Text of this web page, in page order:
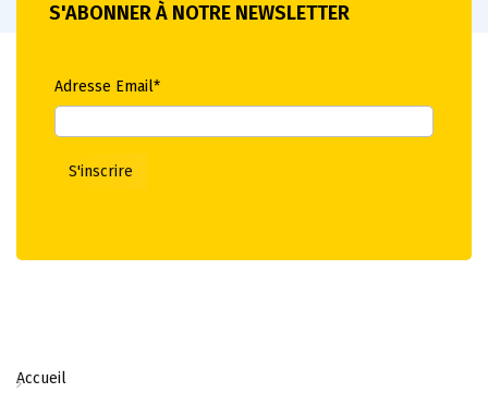
S'ABONNER À NOTRE NEWSLETTER
Adresse Email*
Accueil